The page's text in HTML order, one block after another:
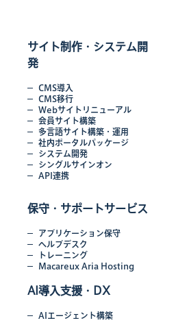
サイト制作・システム開
発
CMS導入
CMS移行
Webサイトリニューアル
会員サイト構築
多言語サイト構築・運用
社内ポータルパッケージ
システム開発
シングルサインオン
API連携
保守・サポートサービス
アプリケーション保守
ヘルプデスク
トレーニング
Macareux Aria Hosting
AI導入支援・DX
AIエージェント構築